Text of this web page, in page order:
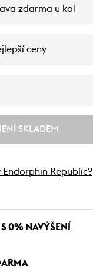
zdarma u kol
ceny
SKLADEM
Republic?
0% NAVÝŠENÍ